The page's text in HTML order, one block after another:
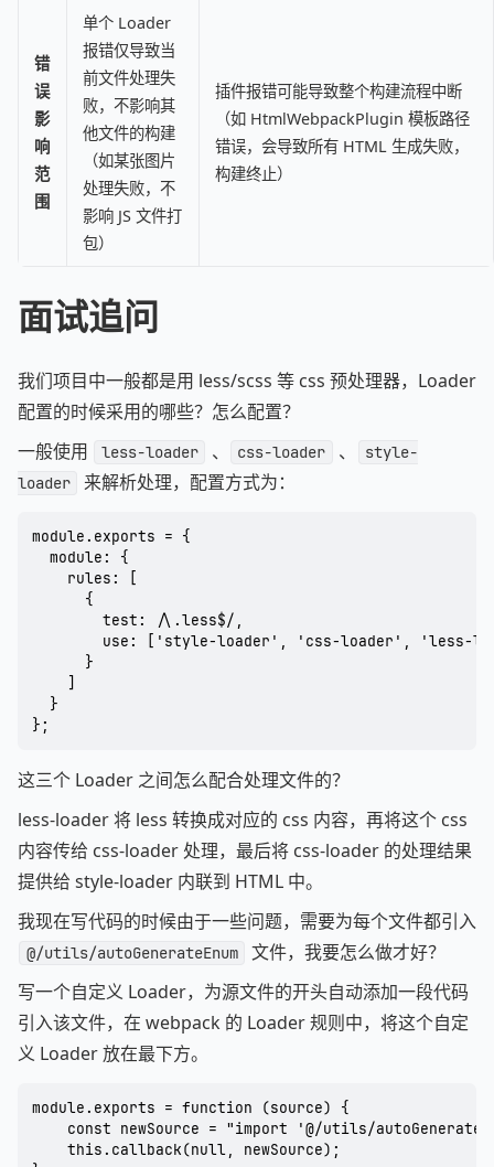
错
误
影
响
范
围
单个 Loader
报错仅导致当
前文件处理失
败，不影响其
他文件的构建
（如某张图片
处理失败，不
影响 JS 文件打
包）
插件报错可能导致整个构建流程中断
（如 HtmlWebpackPlugin 模板路径
错误，会导致所有 HTML 生成失败，
构建终止）
面试追问
我们项目中一般都是用 less/scss 等 css 预处理器，Loader
配置的时候采用的哪些？怎么配置？
一般使用
less-loader ​ 、 css-loader ​ 、
style-
loader
来解析处理，配置方式为：
module.exports = {
  module: {
    rules: [
      {
        test: /\.less$/,
      }
    ]
  }
这三个 Loader 之间怎么配合处理文件的？
less-loader 将 less 转换成对应的 css 内容，再将这个 css
内容传给 css-loader 处理，最后将 css-loader 的处理结果
提供给 style-loader 内联到 HTML 中。
我现在写代码的时候由于一些问题，需要为每个文件都引入
@/utils/autoGenerateEnum
文件，我要怎么做才好？
写一个自定义 Loader，为源文件的开头自动添加一段代码
引入该文件，在 webpack 的 Loader 规则中，将这个自定
义 Loader 放在最下方。
module.exports = function (source) {